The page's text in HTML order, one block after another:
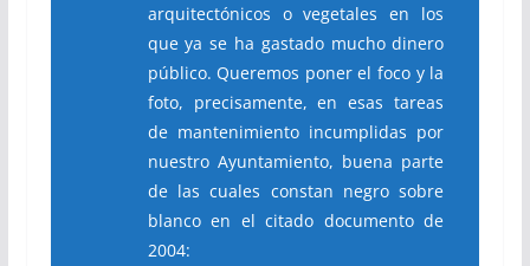
arquitectónicos o vegetales en los
que ya se ha gastado mucho dinero
público. Queremos poner el foco y la
foto, precisamente, en esas tareas
de mantenimiento incumplidas por
nuestro Ayuntamiento, buena parte
de las cuales constan negro sobre
blanco en el citado documento de
2004: